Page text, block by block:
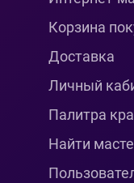
Корзина
Доставка
Личный
Палитра
Найти